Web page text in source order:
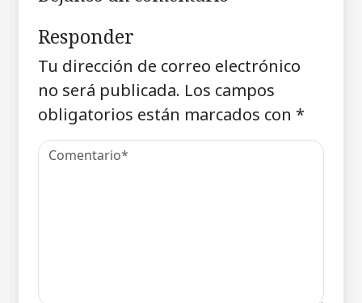
Responder
Tu dirección de correo electrónico
no será publicada. Los campos
obligatorios están marcados con *